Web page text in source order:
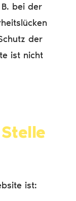
bei der
der
ist nicht
ist: